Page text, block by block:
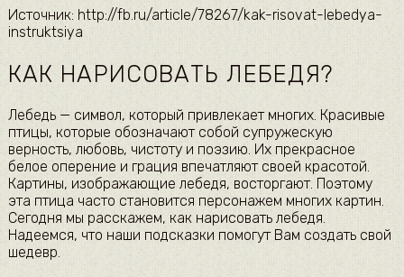
Источник: http://fb.ru/article/78267/kak-risovat-lebedya-
instruktsiya
КАК НАРИСОВАТЬ ЛЕБЕДЯ?
Лебедь — символ, который привлекает многих. Красивые
птицы, которые обозначают собой супружескую
верность, любовь, чистоту и поэзию. Их прекрасное
белое оперение и грация впечатляют своей красотой.
Картины, изображающие лебедя, восторгают. Поэтому
эта птица часто становится персонажем многих картин.
Сегодня мы расскажем, как нарисовать лебедя.
Надеемся, что наши подсказки помогут Вам создать свой
шедевр.